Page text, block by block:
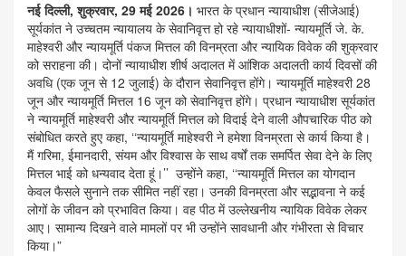
नई दिल्ली, शुक्रवार, 29 मई 2026। भारत के प्रधान न्यायाधीश (सीजेआई)
सूर्यकांत ने उच्चतम न्यायालय के सेवानिवृत्त हो रहे न्यायाधीशों- न्यायमूर्ति जे. के.
माहेश्वरी और न्यायमूर्ति पंकज मित्तल की विनम्रता और न्यायिक विवेक की शुक्रवार
को सराहना की। दोनों न्यायाधीश शीर्ष अदालत में आंशिक अदालती कार्य दिवसों की
अवधि (एक जून से 12 जुलाई) के दौरान सेवानिवृत्त होंगे। न्यायमूर्ति माहेश्वरी 28
जून और न्यायमूर्ति मित्तल 16 जून को सेवानिवृत्त होंगे। प्रधान न्यायाधीश सूर्यकांत
ने न्यायमूर्ति माहेश्वरी और न्यायमूर्ति मित्तल को विदाई देने वाली औपचारिक पीठ को
संबोधित करते हुए कहा, ‘‘न्यायमूर्ति माहेश्वरी ने हमेशा विनम्रता से कार्य किया है।
मैं गरिमा, ईमानदारी, संयम और विश्वास के साथ वर्षों तक समर्पित सेवा देने के लिए
मित्तल भाई को धन्यवाद देता हूं।’’ उन्होंने कहा, ‘‘न्यायमूर्ति मित्तल का योगदान
केवल फैसले सुनाने तक सीमित नहीं रहा। उनकी विनम्रता और सद्भावना ने कई
लोगों के जीवन को प्रभावित किया। वह पीठ में उल्लेखनीय न्यायिक विवेक लेकर
आए। सामान्य दिखने वाले मामलों पर भी उन्होंने सावधानी और गंभीरता से विचार
किया।”